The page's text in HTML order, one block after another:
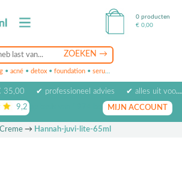
• acné • detox • foundation • serum
0 producten
€ 0,00
35,00 ✔ professioneel advies
✔ alles uit voorraad leverbaar
9,2 op basis van beoordelingen
MIJN ACCOUNT
Creme→ Hannah-juvi-lite-65ml